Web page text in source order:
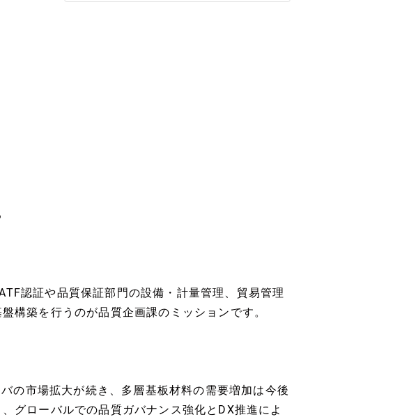
認証や品質保証部門の設備・計量管理、貿易管理
構築を行うのが品質企画課のミッションです。
の市場拡大が続き、多層基板材料の需要増加は今後
グローバルでの品質ガバナンス強化とDX推進によ